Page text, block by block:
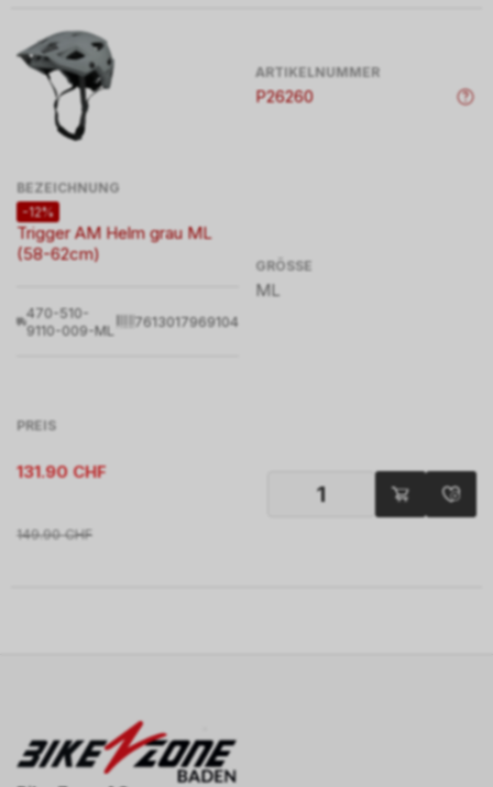
ARTIKELNUMMER
P26260
BEZEICHNUNG
-12%
Trigger AM Helm grau ML
(58-62cm)
470-510-
9110-009-ML
7613017969104
GRÖSSE
ML
PREIS
131.90 CHF
149.90 CHF